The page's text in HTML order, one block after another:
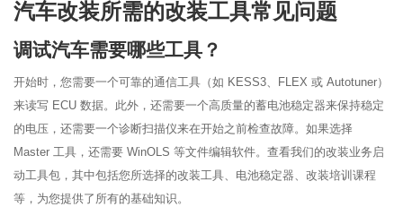
汽车改装所需的改装工具常见问题
调试汽车需要哪些工具？
开始时，您需要一个可靠的通信工具（如 KESS3、FLEX 或 Autotuner）
来读写 ECU 数据。此外，还需要一个高质量的蓄电池稳定器来保持稳定
的电压，还需要一个诊断扫描仪来在开始之前检查故障。如果选择
Master 工具，还需要 WinOLS 等文件编辑软件。查看我们的改装业务启
动工具包，其中包括您所选择的改装工具、电池稳定器、改装培训课程
等，为您提供了所有的基础知识。